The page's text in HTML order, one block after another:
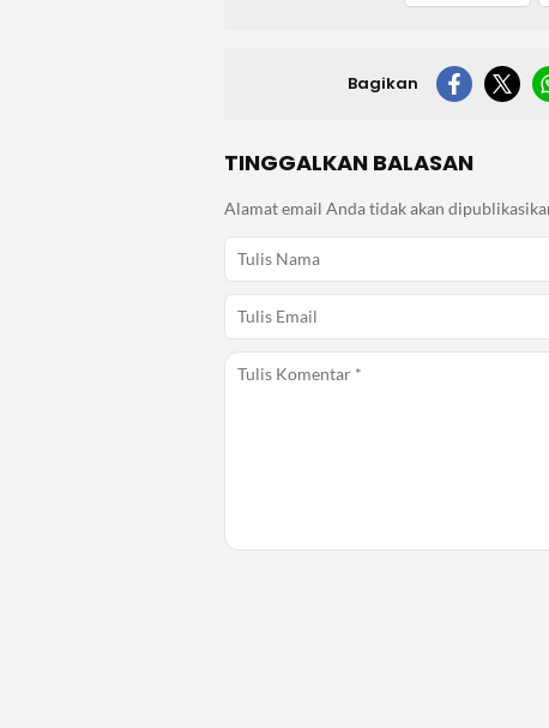
Bagikan
TINGGALKAN BALASAN
Alamat email Anda tidak akan